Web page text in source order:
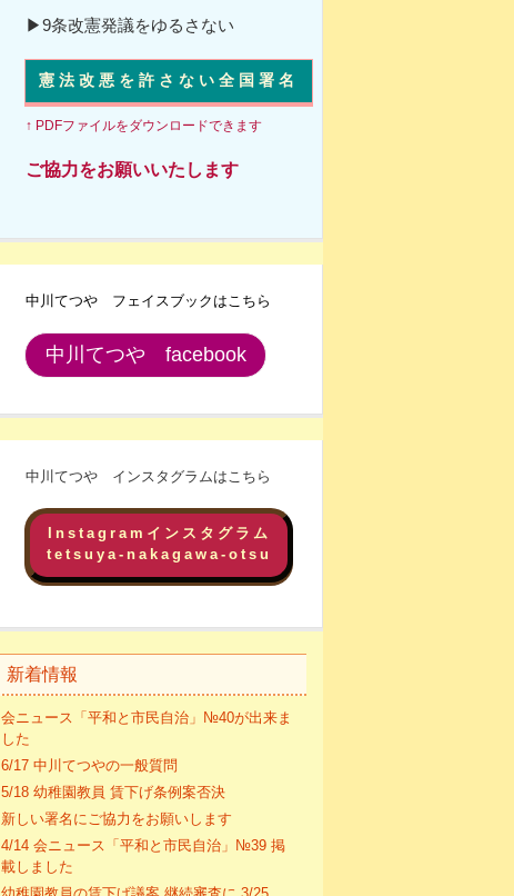
▶9条改憲発議をゆるさない
憲法改悪を許さない全国署名
↑ PDFファイルをダウンロードできます
ご協力をお願いいたします
中川てつや フェイスブックはこちら
中川てつや facebook
中川てつや インスタグラムはこちら
Instagramインスタグラム
tetsuya-nakagawa-otsu
新着情報
会ニュース「平和と市民自治」№40が出来ま
した
6/17 中川てつやの一般質問
5/18 幼稚園教員 賃下げ条例案否決
新しい署名にご協力をお願いします
4/14 会ニュース「平和と市民自治」№39 掲
載しました